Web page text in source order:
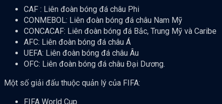
CAF : Liên đoàn bóng đá châu Phi
CONMEBOL: Liên đoàn bóng đá châu Nam Mỹ
CONCACAF: Liên đoàn bóng đá Bắc, Trung Mỹ và Caribe
AFC: Liên đoàn bóng đá châu Á
UEFA: Liên đoàn bóng đá châu Âu
OFC: Liên đoàn bóng đá châu Đại Dương.
Một số giải đấu thuộc quản lý của FIFA:
FIFA World Cup